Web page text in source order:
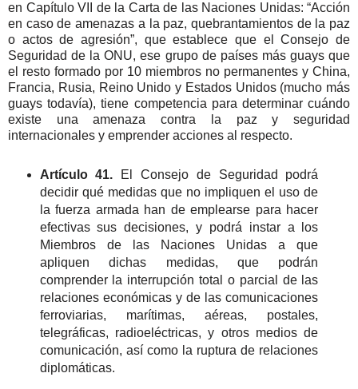
en Capítulo VII de la Carta de las Naciones Unidas: “Acción
en caso de amenazas a la paz, quebrantamientos de la paz
o actos de agresión”, que establece que el Consejo de
Seguridad de la ONU, ese grupo de países más guays que
el resto formado por 10 miembros no permanentes y China,
Francia, Rusia, Reino Unido y Estados Unidos (mucho más
guays todavía), tiene competencia para determinar cuándo
existe una amenaza contra la paz y seguridad
internacionales y emprender acciones al respecto.
Artículo 41.
El Consejo de Seguridad podrá
decidir qué medidas que no impliquen el uso de
la fuerza armada han de emplearse para hacer
efectivas sus decisiones, y podrá instar a los
Miembros de las Naciones Unidas a que
apliquen dichas medidas, que podrán
comprender la interrupción total o parcial de las
relaciones económicas y de las comunicaciones
ferroviarias, marítimas, aéreas, postales,
telegráficas, radioeléctricas, y otros medios de
comunicación, así como la ruptura de relaciones
diplomáticas.